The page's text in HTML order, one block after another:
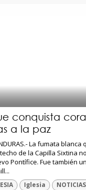
conquista
a la paz
La fumata
de la Capilla Sixtina
Pontífice. Fue también
Iglesia